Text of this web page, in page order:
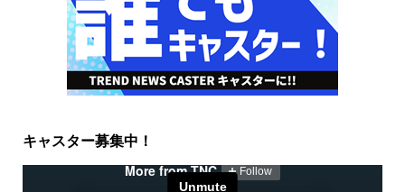
キャスター募集中！